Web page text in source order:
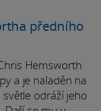
předního
Hemsworth
a je naladěn na
odráží jeho